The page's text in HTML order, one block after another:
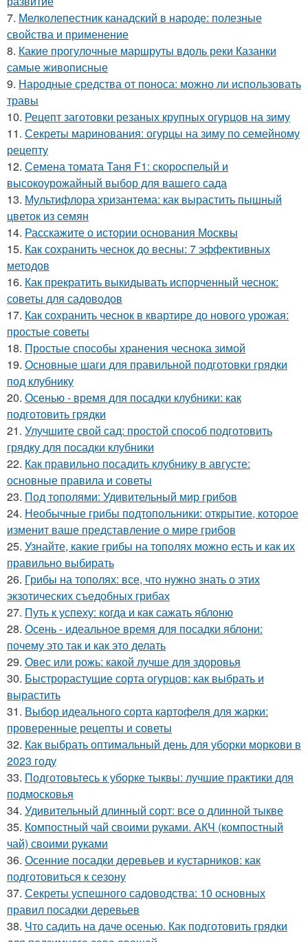
7. Мелколепестник канадский в народе: полезные
свойства и применение
8. Какие прогулочные маршруты вдоль реки Казанки
самые живописные
9. Народные средства от поноса: можно ли использовать
травы
10. Рецепт заготовки резаных крупных огурцов на зиму
11. Секреты маринования: огурцы на зиму по семейному
рецепту
12. Семена томата Таня F1: скороспелый и
высокоурожайный выбор для вашего сада
13. Мультифлора хризантема: как вырастить пышный
цветок из семян
14. Расскажите о истории основания Москвы
15. Как сохранить чеснок до весны: 7 эффективных
методов
16. Как прекратить выкидывать испорченный чеснок:
советы для садоводов
17. Как сохранить чеснок в квартире до нового урожая:
простые советы
18. Простые способы хранения чеснока зимой
19. Основные шаги для правильной подготовки грядки
под клубнику
20. Осенью - время для посадки клубники: как
подготовить грядки
21. Улучшите свой сад: простой способ подготовить
грядку для посадки клубники
22. Как правильно посадить клубнику в августе:
основные правила и советы
23. Под тополями: Удивительный мир грибов
24. Необычные грибы подтопольники: открытие, которое
изменит ваше представление о мире грибов
25. Узнайте, какие грибы на тополях можно есть и как их
правильно выбирать
26. Грибы на тополях: все, что нужно знать о этих
экзотических съедобных грибах
27. Путь к успеху: когда и как сажать яблоню
28. Осень - идеальное время для посадки яблони:
почему это так и как это делать
29. Овес или рожь: какой лучше для здоровья
30. Быстрорастущие сорта огурцов: как выбрать и
вырастить
31. Выбор идеального сорта картофеля для жарки:
проверенные рецепты и советы
32. Как выбрать оптимальный день для уборки моркови в
2023 году
33. Подготовьтесь к уборке тыквы: лучшие практики для
подмосковья
34. Удивительный длинный сорт: все о длинной тыкве
35. Компостный чай своими руками. АКЧ (компостный
чай) своими руками
36. Осенние посадки деревьев и кустарников: как
подготовиться к сезону
37. Секреты успешного садоводства: 10 основных
правил посадки деревьев
38. Что садить на даче осенью. Как подготовить грядки